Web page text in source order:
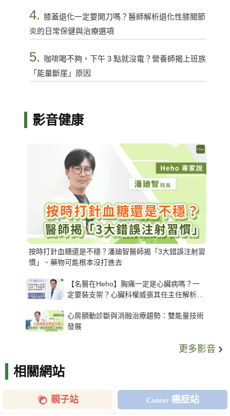
4. 膝蓋退化一定要開刀嗎？醫師解析退化性膝關節
炎的日常保健與治療選項
5.
咖啡喝不夠，下午 3 點就沒電？營養師揭上班族
「能量斷崖」原因
影音健康
按時打針血糖還是不穩？潘廸智醫師揭「3大錯誤注射習
慣」、藥物可能根本沒打進去
【名醫在Heho】胸痛一定是心臟病嗎？一
定要裝支架？心臟科權威張其任主任解析支
心房顫動診斷與消融治療趨勢：雙能量技術
發展
更多影音
相關網站
親子站 癌症站